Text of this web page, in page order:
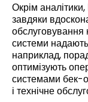
Окрім
завдяки
обслуговування
системи надають
наприклад,
оптимізують
системами бек-
і технічне